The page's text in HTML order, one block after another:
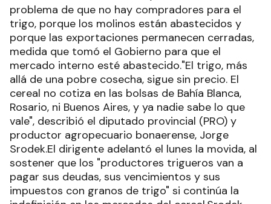
problema de que no hay compradores para el
trigo, porque los molinos están abastecidos y
porque las exportaciones permanecen cerradas,
medida que tomó el Gobierno para que el
mercado interno esté abastecido."El trigo, más
allá de una pobre cosecha, sigue sin precio. El
cereal no cotiza en las bolsas de Bahía Blanca,
Rosario, ni Buenos Aires, y ya nadie sabe lo que
vale", describió el diputado provincial (PRO) y
productor agropecuario bonaerense, Jorge
Srodek.El dirigente adelantó el lunes la movida, al
sostener que los "productores trigueros van a
pagar sus deudas, sus vencimientos y sus
impuestos con granos de trigo" si continúa la